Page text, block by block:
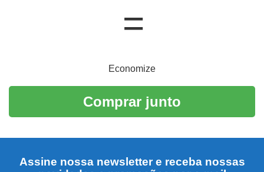
Economize
Comprar junto
Assine nossa newsletter e receba nossas